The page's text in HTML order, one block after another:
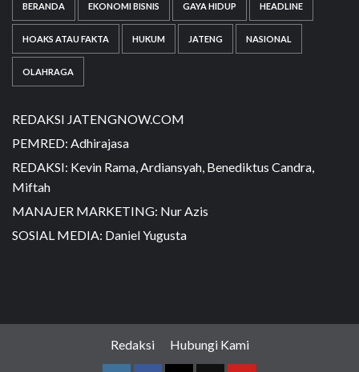
BERANDA EKONOMI BISNIS GAYA HIDUP HEADLINE
HOAKS ATAU FAKTA HUKUM JATENG NASIONAL
OLAHRAGA
REDAKSI JATENGNOW.COM
PEMRED: Adhirajasa
REDAKSI: Kevin Rama, Ardiansyah, Benediktus Candra,
Miftah
MANAJER MARKETING: Nur Azis
SOSIAL MEDIA: Daniel Yugusta
Redaksi Hubungi Kami